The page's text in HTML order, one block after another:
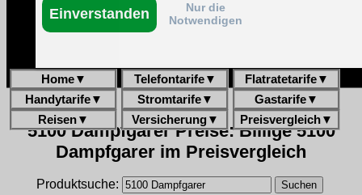
Home▼ Telefontarife▼ Flatratetarife▼
Handytarife▼ Stromtarife▼ Gastarife▼
Reisen▼ Versicherung▼ Preisvergleich▼
5100 Dampfgarer Preise: Billige 5100
Dampfgarer im Preisvergleich
Produktsuche:
Einverstanden
Nur die
Notwendigen